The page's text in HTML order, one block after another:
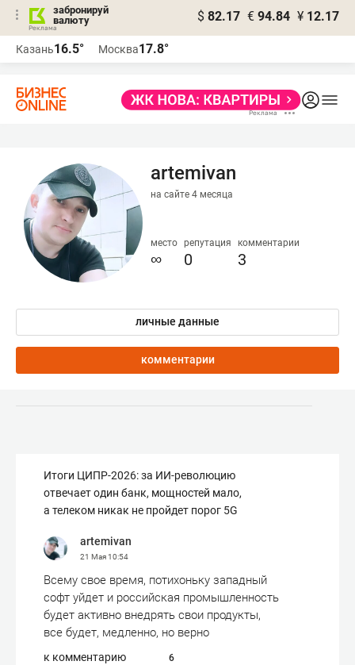
забронируй
валюту
$ 82.17 € 94.84 ¥ 12.17
Казань16.5° Москва17.8°
artemivan
на сайте 4 месяца
место
∞
репутация
0
комментарии
3
личные данные
комментарии
Итоги ЦИПР-2026: за ИИ-революцию
отвечает один банк, мощностей мало,
а телеком никак не пройдет порог 5G
artemivan
21 Мая10:54
Всему свое время, потихоньку западный
софт уйдет и российская промышленность
будет активно внедрять свои продукты,
все будет, медленно, но верно
к комментарию 6